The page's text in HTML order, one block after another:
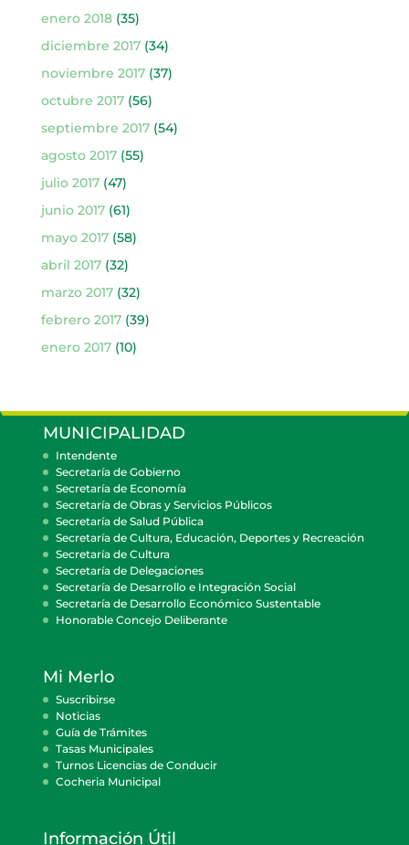
enero 2018(35)
diciembre 2017(34)
noviembre 2017(37)
octubre 2017(56)
septiembre 2017(54)
agosto 2017(55)
julio 2017(47)
junio 2017(61)
mayo 2017(58)
abril 2017(32)
marzo 2017(32)
febrero 2017(39)
enero 2017(10)
MUNICIPALIDAD
Intendente
Secretaría de Gobierno
Secretaría de Economía
Secretaría de Obras y Servicios Públicos
Secretaría de Salud Pública
Secretaría de Cultura, Educación, Deportes y Recreación
Secretaría de Cultura
Secretaría de Delegaciones
Secretaría de Desarrollo e Integración Social
Secretaría de Desarrollo Económico Sustentable
Honorable Concejo Deliberante
Mi Merlo
Suscribirse
Noticias
Guía de Trámites
Tasas Municipales
Turnos Licencias de Conducir
Cocheria Municipal
Información Útil